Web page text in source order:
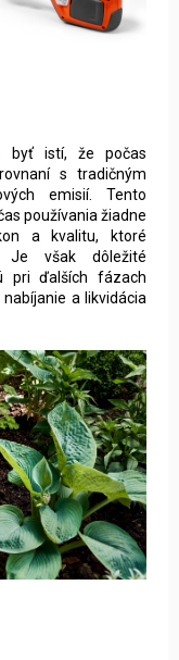
byť istí, že počas
s tradičným
emisií. Tento
používania žiadne
a kvalitu, ktoré
Je však dôležité
pri ďalších fázach
a likvidácia